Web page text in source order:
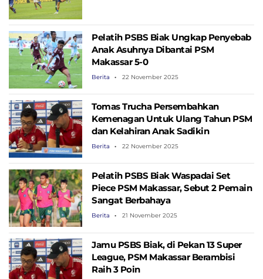
Pelatih PSBS Biak Ungkap Penyebab
Anak Asuhnya Dibantai PSM
Makassar 5-0
Berita 22 November 2025
Tomas Trucha Persembahkan
Kemenagan Untuk Ulang Tahun PSM
dan Kelahiran Anak Sadikin
Berita 22 November 2025
Pelatih PSBS Biak Waspadai Set
Piece PSM Makassar, Sebut 2 Pemain
Sangat Berbahaya
Berita 21 November 2025
Jamu PSBS Biak, di Pekan 13 Super
League, PSM Makassar Berambisi
Raih 3 Poin